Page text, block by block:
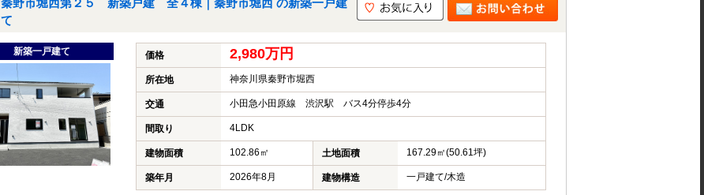
秦野市堀西第２５ 新築戸建 全４棟｜秦野市堀西 の新築一戸建
て
新築一戸建て 価格 2,980万円
所在地 神奈川県秦野市堀西
交通 小田急小田原線 渋沢駅 バス4分停歩4分
間取り 4LDK
建物面積 102.86㎡ 土地面積 167.29㎡(50.61坪)
築年月 2026年8月 建物構造 一戸建て/木造